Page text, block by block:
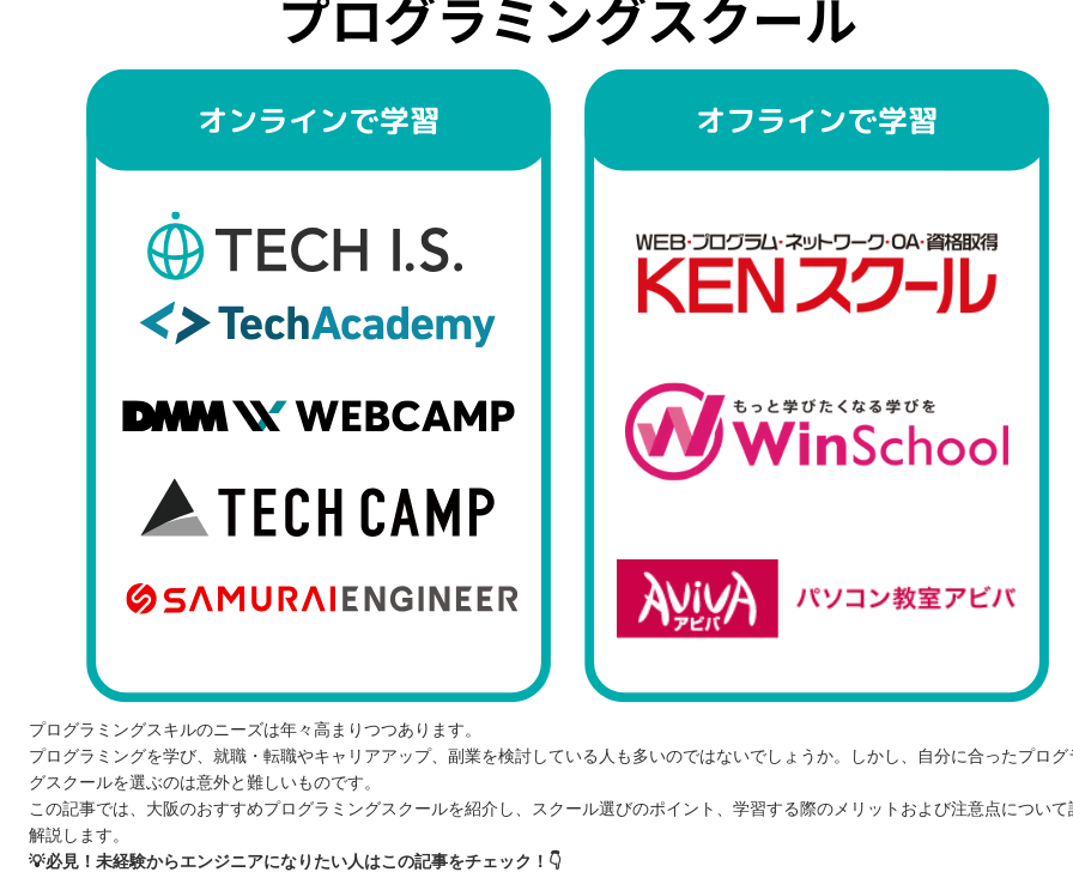
プログラミングスキルのニーズは年々高まりつつあります。
プログラミングを学び、就職・転職やキャリアアップ、副業を検討している人も多いのではないでしょうか。しかし、自分に合ったプログ
グスクールを選ぶのは意外と難しいものです。
この記事では、大阪のおすすめプログラミングスクールを紹介し、スクール選びのポイント、学習する際のメリットおよび注意点について
解説します。
💡必見！未経験からエンジニアになりたい人はこの記事をチェック！👇